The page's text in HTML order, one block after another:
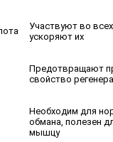
Участвуют во
ускоряют их
Предотвращают
свойство
Необходим для
обмана, полезен
мышцу